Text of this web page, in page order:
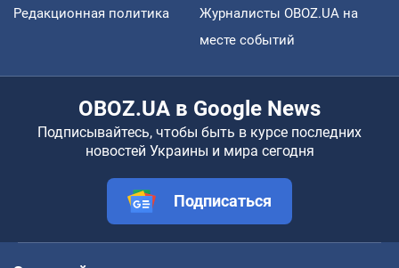
Редакционная политика
Журналисты OBOZ.UA на
месте событий
OBOZ.UA в Google News
Подписывайтесь, чтобы быть в курсе последних
новостей Украины и мира сегодня
Подписаться